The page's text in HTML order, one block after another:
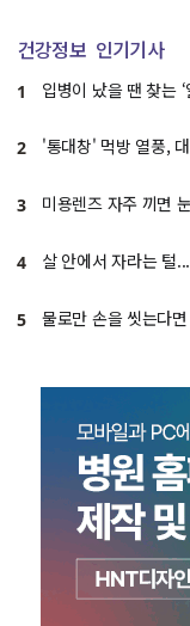
건강정보 인기기사
1 입병이 났을 땐 찾는
2 '통대창' 먹방 열풍,
3 미용렌즈 자주 끼면
4 살 안에서 자라는 털
5 물로만 손을 씻는다